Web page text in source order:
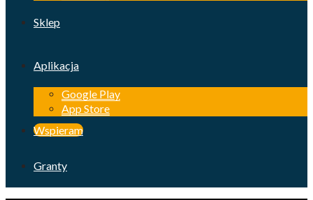
Sklep
Aplikacja
Google Play
App Store
Wspieram
Granty